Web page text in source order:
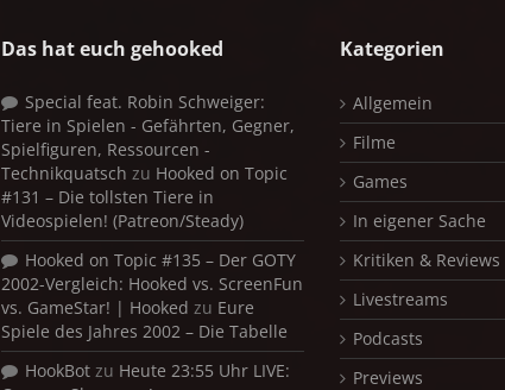
Das hat euch gehooked
Special feat. Robin Schweiger:
Tiere in Spielen - Gefährten, Gegner,
Spielfiguren, Ressourcen -
Technikquatsch zu Hooked on Topic
#131 – Die tollsten Tiere in
Videospielen! (Patreon/Steady)
Hooked on Topic #135 – Der GOTY
2002-Vergleich: Hooked vs. ScreenFun
vs. GameStar! | Hooked zu Eure
Spiele des Jahres 2002 – Die Tabelle
HookBot zu Heute 23:55 Uhr LIVE:
Kategorien
Allgemein
Filme
Games
In eigener Sache
Kritiken & Reviews
Livestreams
Podcasts
Previews